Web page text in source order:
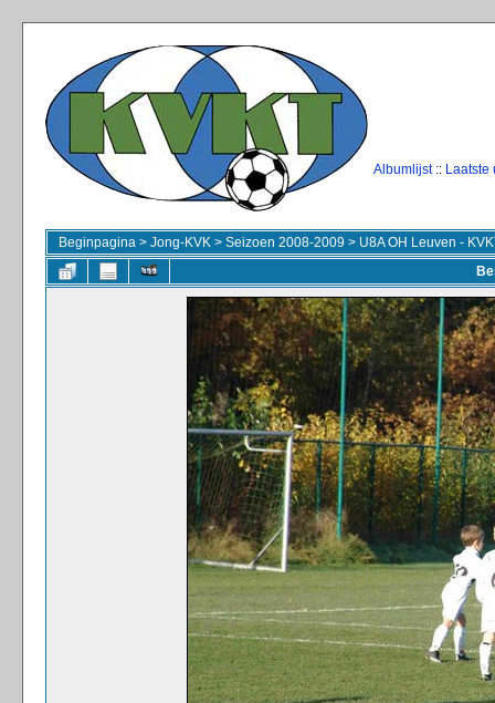
Albumlijst:: Laatste
Beginpagina > Jong-KVK > Seizoen 2008-2009 > U8A OH Leuven -